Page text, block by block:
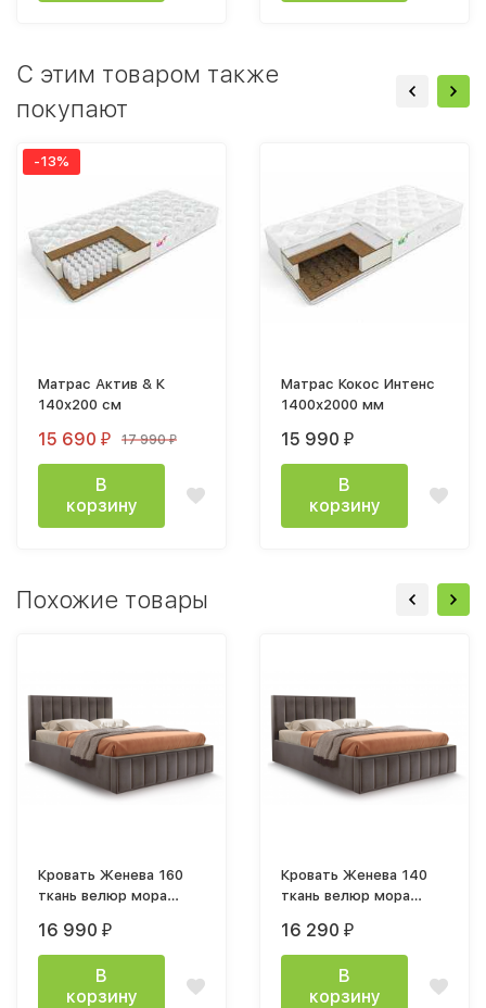
C этим товаром также
покупают
-13%
Матрас Актив & К
140х200 см
15 690 ₽ 17 990₽
В
корзину
Матрас Кокос Интенс
1400х2000 мм
15 990 ₽
В
корзину
Похожие товары
Кровать Женева 160
ткань велюр мора
каркас
16 990 ₽
В
корзину
Кровать Женева 140
ткань велюр мора
каркас
16 290 ₽
В
корзину